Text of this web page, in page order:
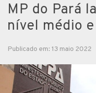
MP do Pará
nível médio
Publicado em: 13 maio 2022